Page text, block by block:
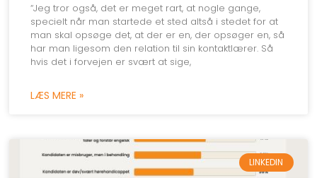
“Jeg tror også, det er meget rart, at nogle gange,
specielt når man startede et sted altså i stedet for at
man skal opsøge det, at der er en, der opsøger en, så
har man ligesom den relation til sin kontaktlærer. Så
hvis det i forvejen er svært at sige,
LÆS MERE »
LINKEDIN